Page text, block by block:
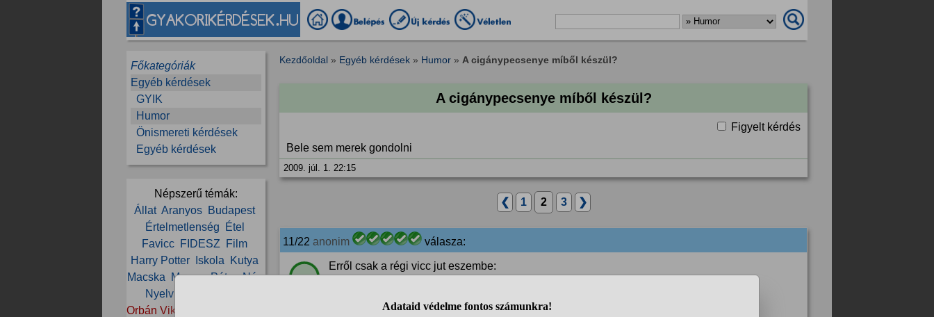
Főkategóriák
Egyéb kérdések
GYIK
Humor
Önismereti kérdések
Egyéb kérdések
Népszerű témák:
Állat Aranyos Budapest
Értelmetlenség
Étel
Favicc FIDESZ
Film
Harry Potter
Iskola
Kutya
Macska
Magyar Péter Név
Nyelv
Orbán Viktor
Kezdőoldal » Egyéb kérdések » Humor » A cigánypecsenye míből készül?
A cigánypecsenye míből készül?
Figyelt kérdés
Bele sem merek gondolni
2009. júl. 1. 22:15
❮ 1 2 3 ❯
11/22 anonim válasza:
100%
Erről csak a régi vicc jut eszembe:
- Cigánypecsenye van?